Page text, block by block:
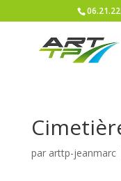
par arttp-jeanmarc